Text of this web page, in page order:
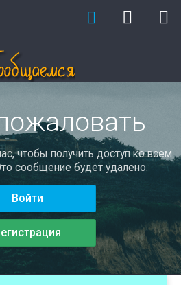
чтобы получить доступ ко всем
сообщение будет удалено.
Войти